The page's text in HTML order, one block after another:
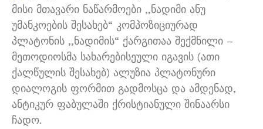
მისი მთავარი ნაწარმოები ,,ნადიმი ანუ
უმანკოების შესახებ“ კომპოზიციურად
პლატონის ,,ნადიმის“ ქარგითაა შექმნილი –
მეთოდიოსმა სახარებისეული იგავის (ათი
ქალწულის შესახებ) ალუზია პლატონური
დიალოგის ფორმით გადმოსცა და ამდენად,
ანტიკურ ფაბულაში ქრისტიანული შინაარსი
ჩადო.